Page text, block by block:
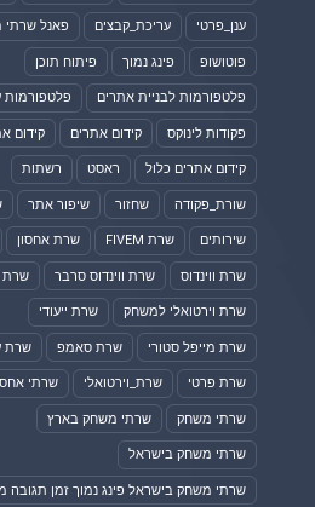
ענן_פרטי עריכת_קבצים פאנל
פוטושופ פינג נמוך פיתוח תוכן
פלטפורמות לבניית אתרים פלטפורמות
פקודות לינוקס קידום אתרים קידום
קידום אתרים כלול ראסט רשתות
שורת_פקודה שחזור שיפור אתר
שירותים שרת FIVEM שרת אחסון
שרת ווינדוס שרת ווינדוס סרבר שרת
שרת וירטואלי למשחק שרת ייעודי
שרת מייפל סטורי שרת סאמפ שרת
שרת פרטי שרת_וירטואלי שרתי
שרתי משחק שרתי משחק בארץ
שרתי משחק בישראל
שרתי משחק בישראל פינג נמוך זמן תגובה